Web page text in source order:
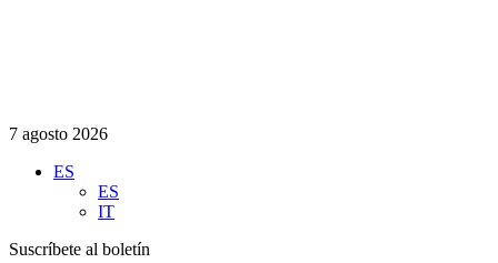
7 agosto 2026
ES
ES
IT
Suscríbete al boletín